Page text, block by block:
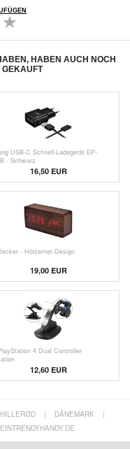
HABEN AUCH NOCH
GEKAUFT
USB-C Schnell-Ladegerät EP-
- Schwarz
16,50 EUR
- Hölzerner-Design
19,00 EUR
4 Dual Controller
12,60 EUR
| DÄNEMARK
|